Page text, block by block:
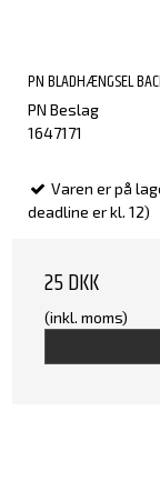
PN BLADHÆNGSEL
PN Beslag
1647171
Varen er på
deadline er kl. 12)
25 DKK
(inkl. moms)